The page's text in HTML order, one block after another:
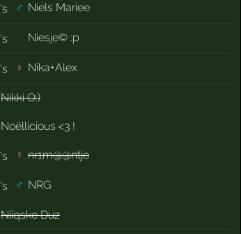
♂ Niels Mariee
Niesje© :p
♀ Nika+Alex
Nikki O:)
Noëllicious <3 !
♀ nr1m@@ntje
♂ NRG
Nííqske Duz